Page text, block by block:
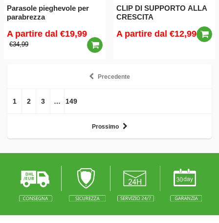
Parasole pieghevole per
parabrezza
A partire dal €19,99
€34,99
CLIP DI SUPPORTO ALLA
CRESCITA
A partire dal €12,99
Precedente
1 2 3 … 149
Prossimo